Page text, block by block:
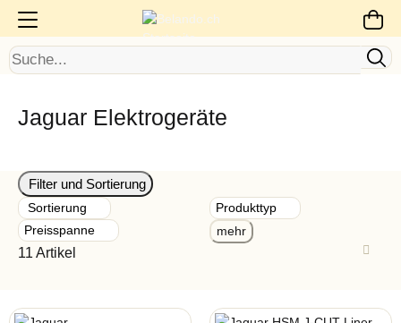
Jaguar Elektrogeräte
Filter und Sortierung
Sortierung
Produkttyp
Preisspanne
mehr
11 Artikel